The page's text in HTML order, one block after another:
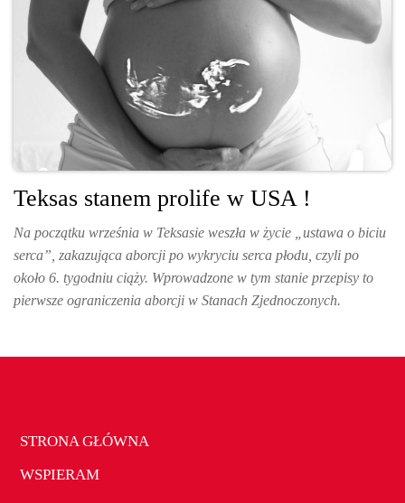
Teksas stanem prolife w USA !
Na początku września w Teksasie weszła w życie „ustawa o biciu
serca”, zakazująca aborcji po wykryciu serca płodu, czyli po
około 6. tygodniu ciąży. Wprowadzone w tym stanie przepisy to
pierwsze ograniczenia aborcji w Stanach Zjednoczonych.
STRONA GŁÓWNA
WSPIERAM